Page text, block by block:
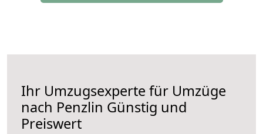
Ihr Umzugsexperte für Umzüge
nach Penzlin Günstig und
Preiswert